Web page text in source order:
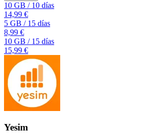
10 GB /10 días
14,99 €
5 GB /15 días
8,99 €
10 GB /15 días
15,99 €
Yesim